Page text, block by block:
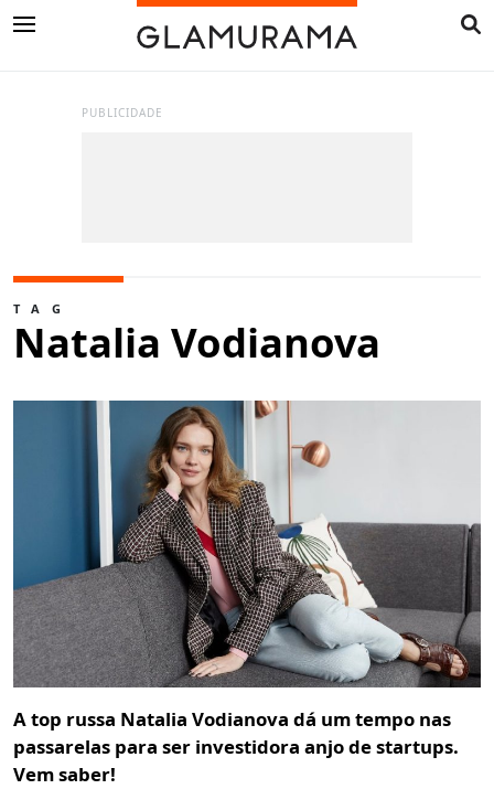
PUBLICIDADE
TAG
Natalia Vodianova
A top russa Natalia Vodianova dá um tempo nas
passarelas para ser investidora anjo de startups.
Vem saber!